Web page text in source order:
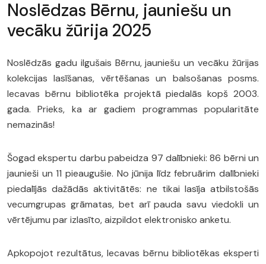
Noslēdzas Bērnu, jauniešu un
vecāku žūrija 2025
Noslēdzās gadu ilgušais Bērnu, jauniešu un vecāku žūrijas
kolekcijas lasīšanas, vērtēšanas un balsošanas posms.
Iecavas bērnu bibliotēka projektā piedalās kopš 2003.
gada. Prieks, ka ar gadiem programmas popularitāte
nemazinās!
Šogad ekspertu darbu pabeidza 97 dalībnieki: 86 bērni un
jaunieši un 11 pieaugušie. No jūnija līdz februārim dalībnieki
piedalījās dažādās aktivitātēs: ne tikai lasīja atbilstošās
vecumgrupas grāmatas, bet arī pauda savu viedokli un
vērtējumu par izlasīto, aizpildot elektronisko anketu.
Apkopojot rezultātus, Iecavas bērnu bibliotēkas eksperti